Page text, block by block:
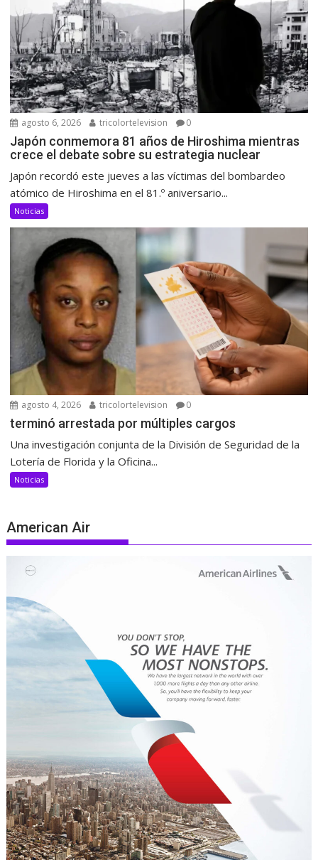
agosto 6, 2026 tricolortelevision 0
Japón conmemora 81 años de Hiroshima mientras
crece el debate sobre su estrategia nuclear
Japón recordó este jueves a las víctimas del bombardeo
atómico de Hiroshima en el 81.º aniversario...
Noticias
agosto 4, 2026 tricolortelevision 0
terminó arrestada por múltiples cargos
Una investigación conjunta de la División de Seguridad de la
Lotería de Florida y la Oficina...
Noticias
American Air